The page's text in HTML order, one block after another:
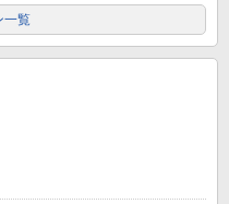
一覧